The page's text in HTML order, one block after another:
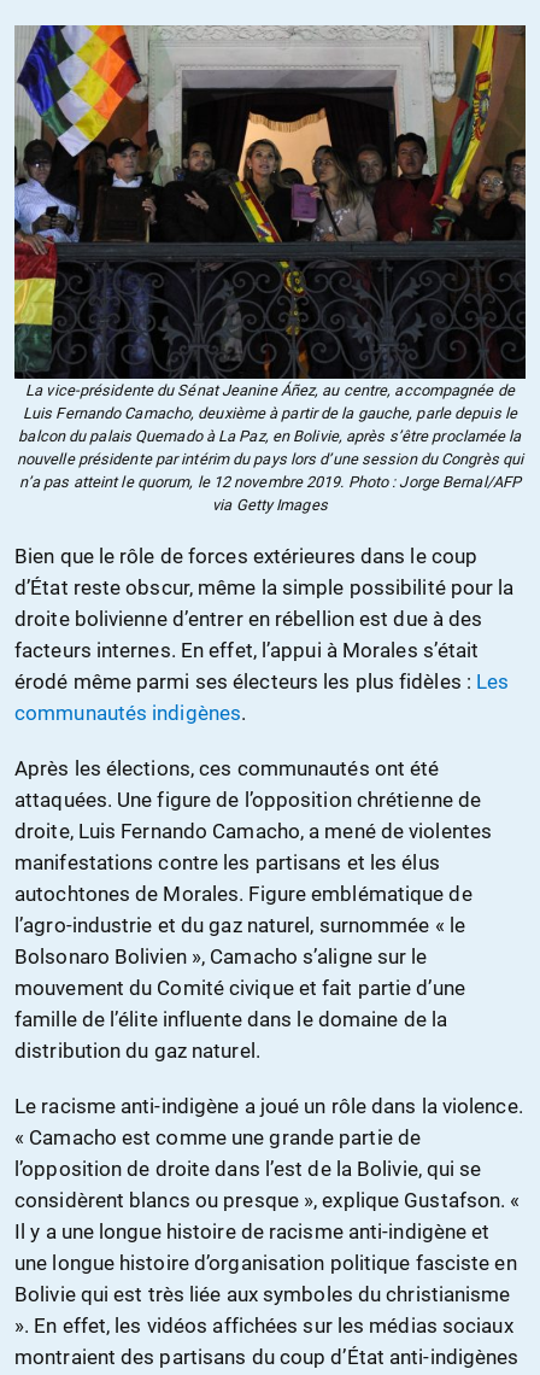
La vice-présidente du Sénat Jeanine Áñez, au centre, accompagnée de
Luis Fernando Camacho, deuxième à partir de la gauche, parle depuis le
balcon du palais Quemado à La Paz, en Bolivie, après s’être proclamée la
nouvelle présidente par intérim du pays lors d’une session du Congrès qui
n’a pas atteint le quorum, le 12 novembre 2019. Photo : Jorge Bernal/AFP
via Getty Images
Bien que le rôle de forces extérieures dans le coup
d’État reste obscur, même la simple possibilité pour la
droite bolivienne d’entrer en rébellion est due à des
facteurs internes. En effet, l’appui à Morales s’était
érodé même parmi ses électeurs les plus fidèles : Les
communautés indigènes.
Après les élections, ces communautés ont été
attaquées. Une figure de l’opposition chrétienne de
droite, Luis Fernando Camacho, a mené de violentes
manifestations contre les partisans et les élus
autochtones de Morales. Figure emblématique de
l’agro-industrie et du gaz naturel, surnommée « le
Bolsonaro Bolivien », Camacho s’aligne sur le
mouvement du Comité civique et fait partie d’une
famille de l’élite influente dans le domaine de la
distribution du gaz naturel.
Le racisme anti-indigène a joué un rôle dans la violence.
« Camacho est comme une grande partie de
l’opposition de droite dans l’est de la Bolivie, qui se
considèrent blancs ou presque », explique Gustafson. «
Il y a une longue histoire de racisme anti-indigène et
une longue histoire d’organisation politique fasciste en
Bolivie qui est très liée aux symboles du christianisme
». En effet, les vidéos affichées sur les médias sociaux
montraient des partisans du coup d’État anti-indigènes